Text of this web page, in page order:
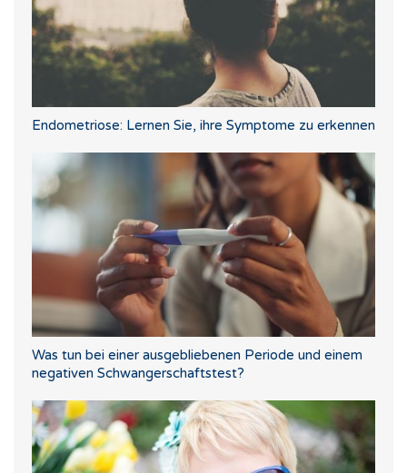
Endometriose: Lernen Sie, ihre Symptome zu erkennen
Was tun bei einer ausgebliebenen Periode und einem
negativen Schwangerschaftstest?